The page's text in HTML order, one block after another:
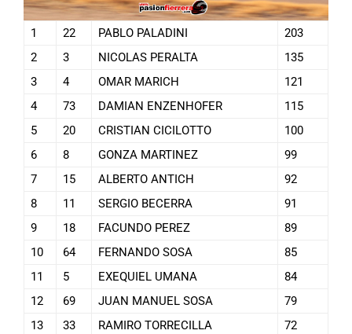
1 22 PABLO PALADINI
203
2
3 NICOLAS PERALTA
135
3
4 OMAR MARICH
121
4
73 DAMIAN ENZENHOFER
115
5
20 CRISTIAN CICILOTTO
100
6
8 GONZA MARTINEZ
99
7
15 ALBERTO ANTICH
92
8
11 SERGIO BECERRA
91
9
18 FACUNDO PEREZ
89
10
64 FERNANDO SOSA
85
11
5 EXEQUIEL UMANA
84
12
69 JUAN MANUEL SOSA
79
13
33 RAMIRO TORRECILLA
72